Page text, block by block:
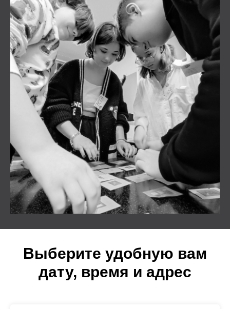
Выберите удобную вам
дату, время и адрес